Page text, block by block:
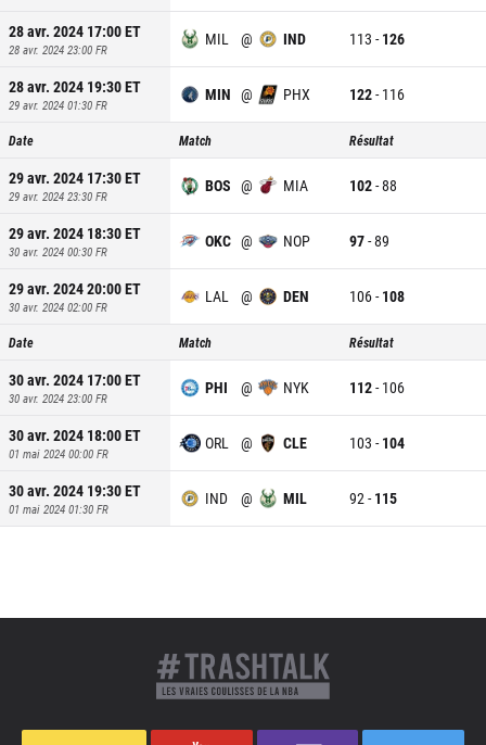
28 avr. 2024 17:00ET
28 avr. 2024 23:00 FR
MIL @ IND 113 - 126
28 avr. 2024 19:30ET
29 avr. 2024 01:30 FR
MIN @ PHX 122- 116
Date Match Résultat
29 avr. 2024 17:30ET
29 avr. 2024 23:30 FR
BOS @ MIA 102-88
29 avr. 2024 18:30ET
30 avr. 2024 00:30 FR
OKC @ NOP 97-89
29 avr. 2024 20:00ET
30 avr. 2024 02:00 FR
LAL @ DEN 106- 108
Date Match Résultat
30 avr. 2024 17:00ET
30 avr. 2024 23:00 FR
PHI @ NYK 112- 106
30 avr. 2024 18:00ET
01 mai 2024 00:00 FR
ORL @ CLE 103 - 104
30 avr. 2024 19:30ET
01 mai 2024 01:30 FR
IND @ MIL 92- 115